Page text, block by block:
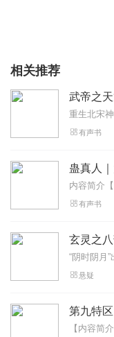
相关推荐
武帝之
有声书
有声书
玄灵之
悬疑